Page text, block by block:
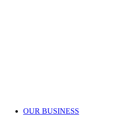
OUR BUSINESS